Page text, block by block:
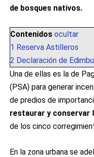
de bosques nativos.
Contenidos ocultar
1 Reserva Astilleros
2 Declaración de
Una de ellas es la de
(PSA) para generar
de predios de
restaurar y conservar
de los cinco
En la zona urbana se